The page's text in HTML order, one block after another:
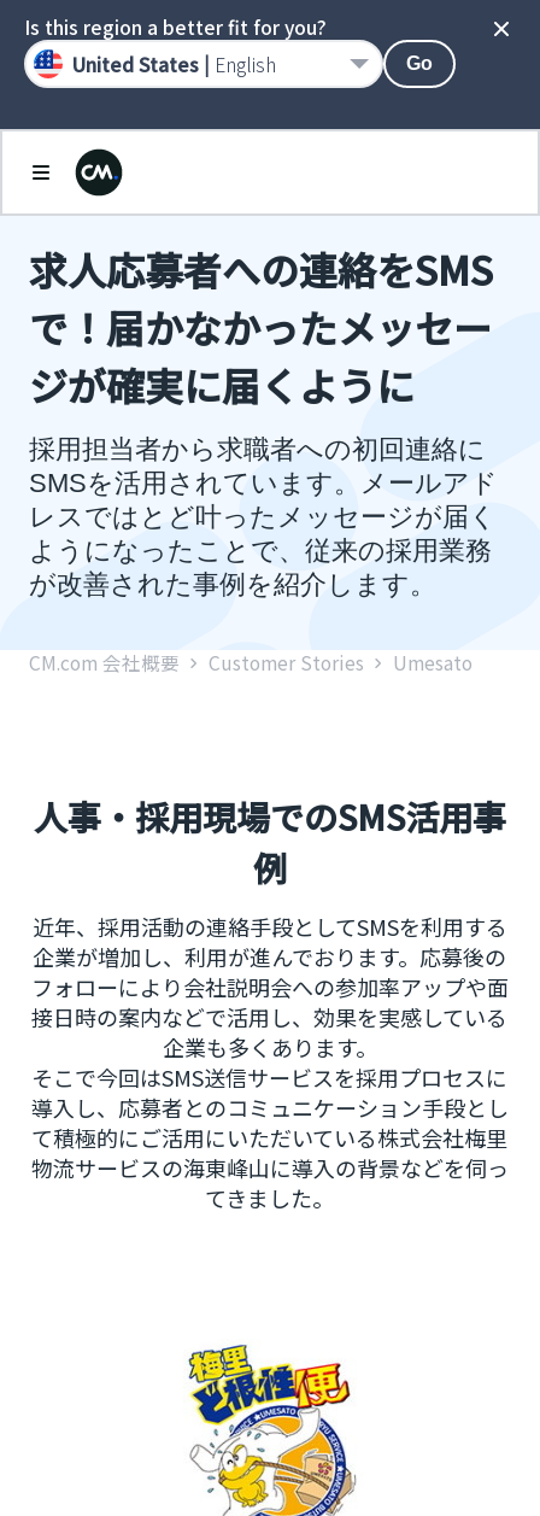
求人応募者への連絡をSMS
で！届かなかったメッセー
ジが確実に届くように
採用担当者から求職者への初回連絡に
SMSを活用されています。メールアド
レスではとど叶ったメッセージが届く
ようになったことで、従来の採用業務
が改善された事例を紹介します。
CM.com 会社概要 Customer Stories Umesato
人事・採用現場でのSMS活用事
例
近年、採用活動の連絡手段としてSMSを利用する
企業が増加し、利用が進んでおります。応募後の
フォローにより会社説明会への参加率アップや面
接日時の案内などで活用し、効果を実感している
企業も多くあります。
そこで今回はSMS送信サービスを採用プロセスに
導入し、応募者とのコミュニケーション手段とし
て積極的にご活用にいただいている株式会社梅里
物流サービスの海東峰山に導入の背景などを伺っ
てきました。
Is this region a better fit for you?
United States | English Go